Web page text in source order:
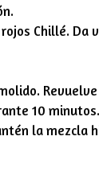
Chillé. Da
10 minutos.
la mezcla